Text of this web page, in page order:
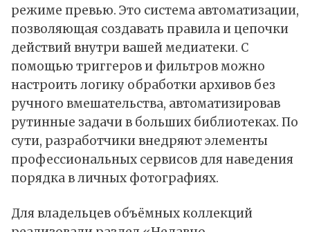
режиме превью. Это система автоматизации,
позволяющая создавать правила и цепочки
действий внутри вашей медиатеки. С
помощью триггеров и фильтров можно
настроить логику обработки архивов без
ручного вмешательства, автоматизировав
рутинные задачи в больших библиотеках. По
сути, разработчики внедряют элементы
профессиональных сервисов для наведения
порядка в личных фотографиях.
Для владельцев объёмных коллекций